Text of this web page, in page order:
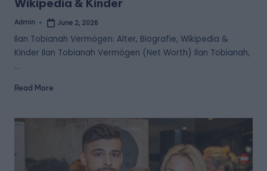
Posted
Admin June 2, 2026
Ilan Tobianah Vermögen: Alter, Biografie, Wikipedia &
Kinder Ilan Tobianah Vermögen (Net Worth) Ilan Tobianah,
…
Read More